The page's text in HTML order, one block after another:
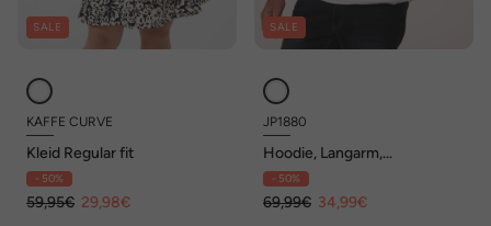
SALE
KAFFE CURVE
Kleid Regular fit
- 50%
59,95€ 29,98€
SALE
JP1880
Hoodie, Langarm,
Flammjersey, Kapuze, bis 8
XL- 50%
69,99€ 34,99€